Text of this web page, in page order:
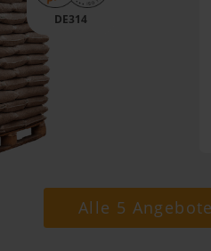
DE314
Alle 5